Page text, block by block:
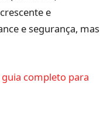
e
e segurança, mas
guia completo para